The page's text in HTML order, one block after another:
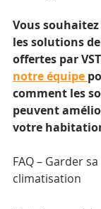
Vous
les solutions
offertes par
notre équipe
comment les
peuvent
votre
FAQ – Garder
climatisation